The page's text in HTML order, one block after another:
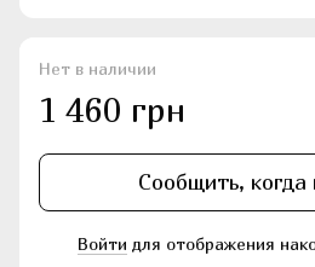
Нет в наличии
1 460 грн
Сообщить, когда
Войти для отображения